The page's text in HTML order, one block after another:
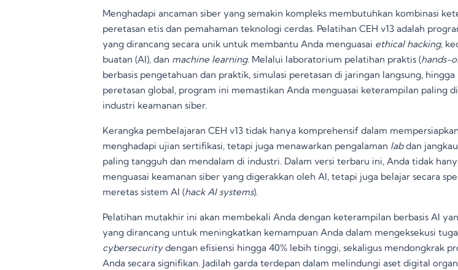
Menghadapi ancaman siber yang semakin kompleks membutuhkan kombinasi
peretasan etis dan pemahaman teknologi cerdas. Pelatihan CEH v13 adalah
yang dirancang secara unik untuk membantu Anda menguasai ethical hacking,
buatan (AI), dan machine learning. Melalui laboratorium pelatihan praktis (hands-
berbasis pengetahuan dan praktik, simulasi peretasan di jaringan langsung,
peretasan global, program ini memastikan Anda menguasai keterampilan paling
industri keamanan siber.
Kerangka pembelajaran CEH v13 tidak hanya komprehensif dalam
menghadapi ujian sertifikasi, tetapi juga menawarkan pengalaman labdan
paling tangguh dan mendalam di industri. Dalam versi terbaru ini, Anda tidak
menguasai keamanan siber yang digerakkan oleh AI, tetapi juga belajar secara
meretas sistem AI (hack AI systems).
Pelatihan mutakhir ini akan membekali Anda dengan keterampilan berbasis AI
yang dirancang untuk meningkatkan kemampuan Anda dalam mengeksekusi
cybersecuritydengan efisiensi hingga 40% lebih tinggi, sekaligus mendongkrak
Anda secara signifikan. Jadilah garda terdepan dalam melindungi aset digital